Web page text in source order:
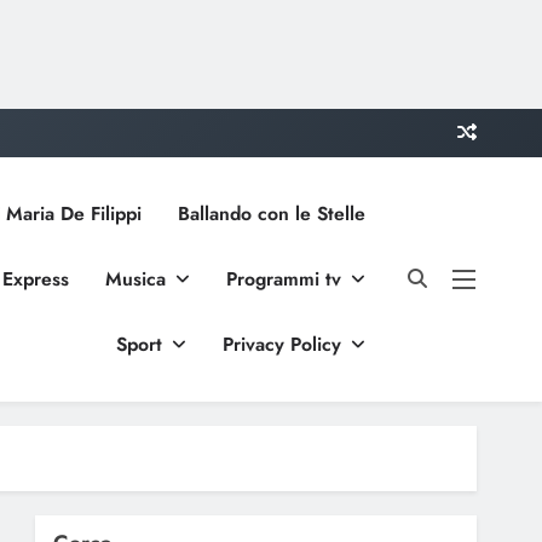
De Filippi Ballando con le Stelle
Musica Programmi tv
Sport Privacy Policy